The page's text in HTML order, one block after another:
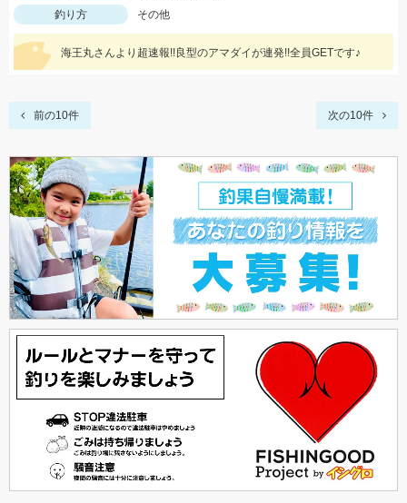
釣り方
その他
海王丸さんより超速報!!良型のアマダイが連発!!全員GETです♪
前の10件 次の10件